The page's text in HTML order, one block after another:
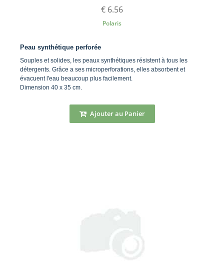
€ 6.56
Polaris
Peau synthétique perforée
Souples et solides, les peaux synthétiques résistent à tous les
détergents. Grâce a ses microperforations, elles absorbent et
évacuent l'eau beaucoup plus facilement.
Dimension 40 x 35 cm.
Ajouter au Panier